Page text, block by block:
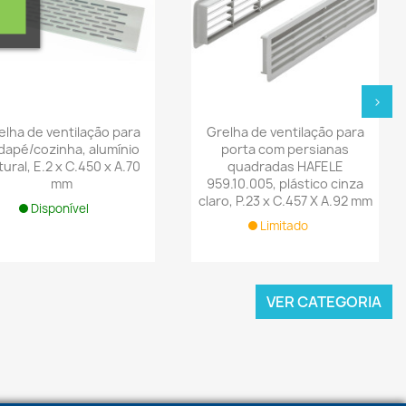
de ventilação para
cozinha, alumínio
E.2 x C.450 x A.70
mm
Disponível
Grelha de ventilação para
porta com persianas
quadradas HAFELE
959.10.005, plástico cinza
claro, P.23 x C.457 X A.92 mm
Limitado
›
VER CATEGORIA